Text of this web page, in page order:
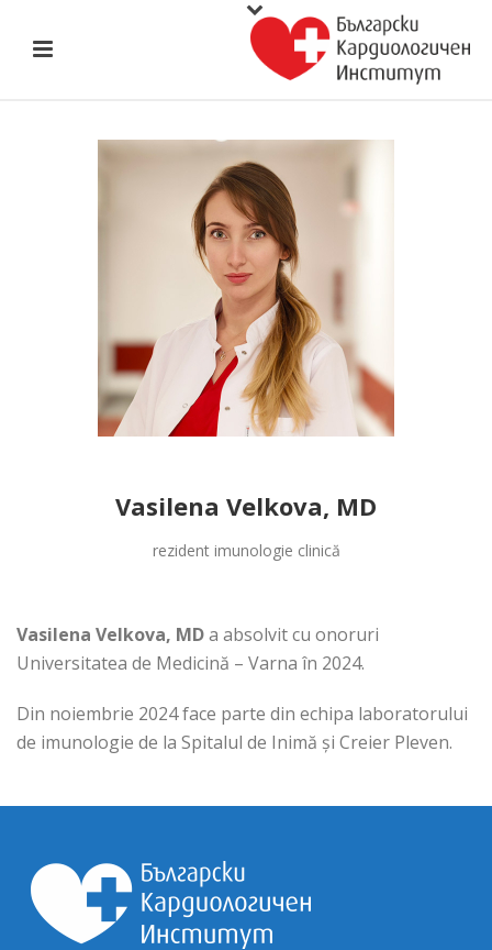
Vasilena Velkova, MD
rezident imunologie clinică
Vasilena Velkova, MDa absolvit cu onoruri
Universitatea de Medicină – Varna în 2024.
Din noiembrie 2024 face parte din echipa laboratorului
de imunologie de la Spitalul de Inimă și Creier Pleven.